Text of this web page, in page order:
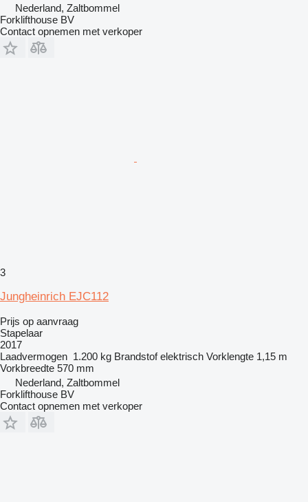
Nederland, Zaltbommel
Forklifthouse BV
Contact opnemen met verkoper
3
Jungheinrich EJC112
Prijs op aanvraag
Stapelaar
2017
Laadvermogen 1.200 kg Brandstof elektrisch Vorklengte 1,15 m
Vorkbreedte 570 mm
Nederland, Zaltbommel
Forklifthouse BV
Contact opnemen met verkoper